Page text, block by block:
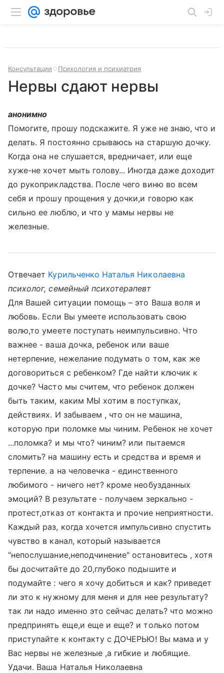
Консультации Психология и психиатрия
Нервы сдают нервы
анонимно
Помогите, прошу подскажите. Я уже не знаю, что и
делать. Я постоянно срываюсь на старшую дочку.
Когда она не слушается, вредничает, или еще
хуже-не хочет мыть голову... Иногда даже доходит
до рукоприкладства. После чего виню во всем
себя и прошу прощения у дочки,и говорю как
сильно ее люблю, и что у мамы нервы не
железные.
Отвечает Курильченко Наталья Николаевна
психолог, семейный психотерапевт
Для Вашей ситуации помощь – это Ваша воля и
любовь. Если Вы умеете использовать свою
волю,то умеете поступать неимпульсивно. Что
важнее - ваша дочка, ребенок или ваше
нетерпение, нежелание подумать о том, как же
договориться с ребенком? Где найти ключик к
дочке? Часто мы считем, что ребенок должен
быть таким, каким МЫ хотим в поступках,
действиях. И забываем , что он не машина,
которую при поломке мы чиним. Ребенок не хочет
...поломка? и мы что? чиним? или пытаемся
сломить? на машину есть и средства и время и
терпение. а на человечка - единственного
любимого - ничего нет? кроме необузданных
эмоций? В результате - получаем зеркально -
протест,отказ от контакта и прочие неприятности.
Каждый раз, когда хочется импульсивно спустить
чувство в канал, который называется
"непослушание,неподчинение" остановитесь , хотя
бы досчитайте до 20,глубоко подышите и
подумайте : чего я хочу добиться и как? приведет
ли это к нужному для меня и для нее результату?
так ли надо именно это сейчас делать? что можно
предпринять еще,и еще и еще? и только потом
приступайте к контакту с ДОЧЕРЬЮ! Вы мама и у
Вас нервы не железные ,а гибкие и любящие.
Удачи. Ваша Наталья Николаевна